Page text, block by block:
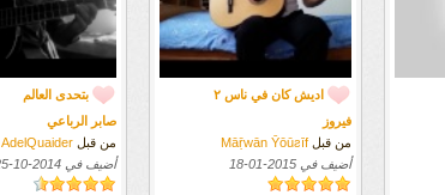
اديش كان في ناس ٢
فيروز
من قبل Māṝwān Ȳōūƨīf
أضيف في 2015-01-18
بتحدى العالم
صابر الرباعي
من قبل AdelQuaider
أضيف في 2014-10-25